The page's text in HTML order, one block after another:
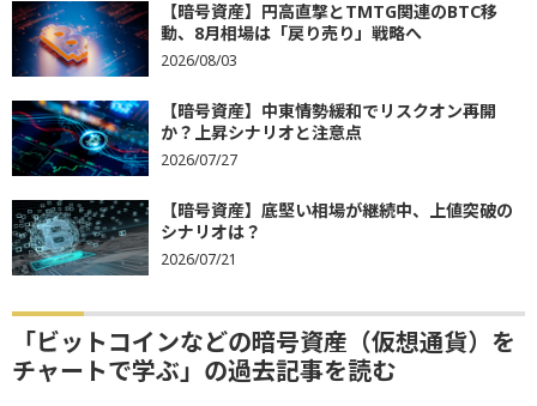
【暗号資産】円高直撃とTMTG関連のBTC移
動、8月相場は「戻り売り」戦略へ
2026/08/03
【暗号資産】中東情勢緩和でリスクオン再開
か？上昇シナリオと注意点
2026/07/27
【暗号資産】底堅い相場が継続中、上値突破の
シナリオは？
2026/07/21
「ビットコインなどの暗号資産（仮想通貨）を
チャートで学ぶ」の過去記事を読む